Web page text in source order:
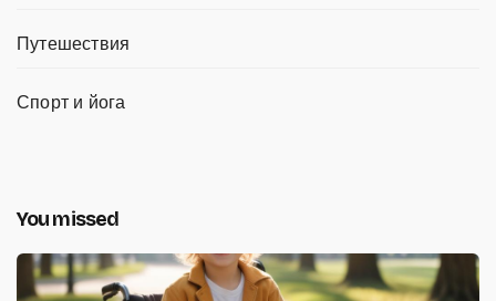
Путешествия
Спорт и йога
You missed